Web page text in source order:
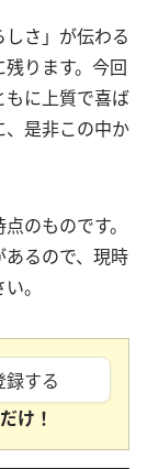
さ」が伝わる
ります。今回
に上質で喜ば
是非この中か
のものです。
るので、現時
。
する
け！